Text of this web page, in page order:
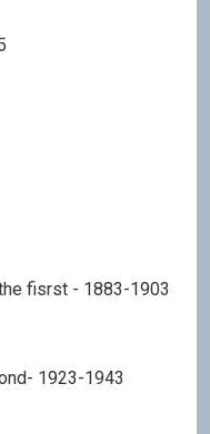
fisrst - 1883-1903
1923-1943